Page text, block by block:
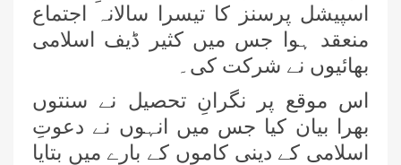
اسپیشل پرسنز کا تیسرا سالانہ اجتماع
منعقد ہوا جس میں کثیر ڈیف اسلامی
بھائیوں نے شرکت کی۔
اس موقع پر نگرانِ تحصیل نے سنتوں
بھرا بیان کیا جس میں انہوں نے دعوتِ
اسلامی کے دینی کاموں کے بارے میں بتایا
جامعۃ المدینہ بوائز فیضانِ غریب نواز
میں طلبہ کو اشاروں کی زبان سکھائی گئی